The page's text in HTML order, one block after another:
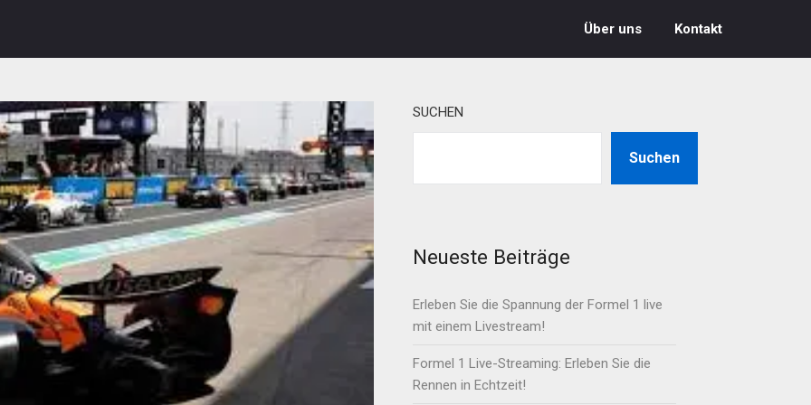
Über uns Kontakt
SUCHEN
Suchen
Neueste Beiträge
Erleben Sie die Spannung der Formel 1 live
mit einem Livestream!
Formel 1 Live-Streaming: Erleben Sie die
Rennen in Echtzeit!